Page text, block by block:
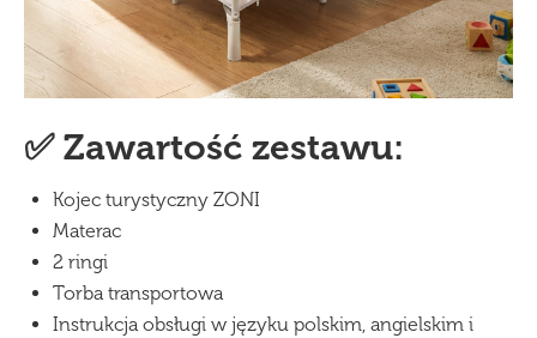
✅ Zawartość zestawu:
Kojec turystyczny ZONI
Materac
2 ringi
Torba transportowa
Instrukcja obsługi w języku polskim, angielskim i